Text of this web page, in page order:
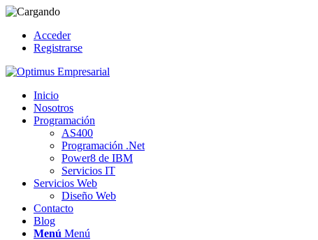
Acceder
Registrarse
Inicio
Nosotros
Programación
AS400
Programación .Net
Power8 de IBM
Servicios IT
Servicios Web
Diseño Web
Contacto
Blog
Menú Menú